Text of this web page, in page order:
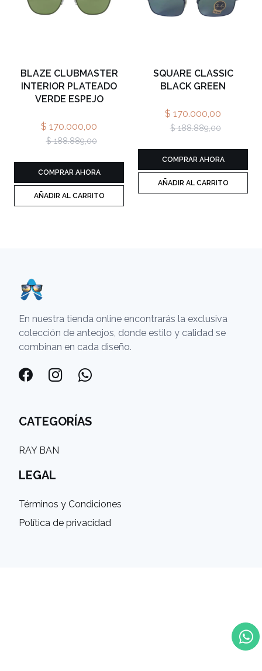
BLAZE CLUBMASTER
INTERIOR PLATEADO
VERDE ESPEJO
$ 170.000,00
$ 188.889,00
COMPRAR AHORA
AÑADIR AL CARRITO
SQUARE CLASSIC
BLACK GREEN
$ 170.000,00
$ 188.889,00
COMPRAR AHORA
AÑADIR AL CARRITO
En nuestra tienda online encontrarás la exclusiva
colección de anteojos, donde estilo y calidad se
combinan en cada diseño.
CATEGORÍAS
RAY BAN
LEGAL
Términos y Condiciones
Política de privacidad